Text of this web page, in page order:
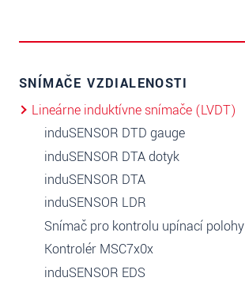
SNÍMAČE VZDIALENOSTI
Lineárne induktívne snímače (LVDT)
induSENSOR DTD gauge
induSENSOR DTA dotyk
induSENSOR DTA
induSENSOR LDR
Snímač pro kontrolu upínací polohy
Kontrolér MSC7x0x
induSENSOR EDS